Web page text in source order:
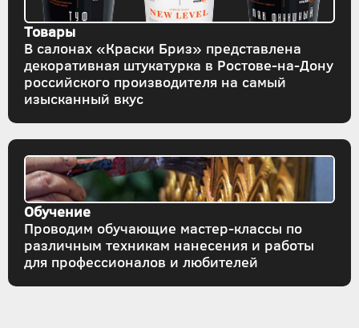
Товары
В салонах «Краски Бриз» представлена
декоративная штукатурка в Ростове-на-Дону
российского производителя на самый
изысканный вкус
Обучение
Проводим обучающие мастер-классы по
различным техникам нанесения и работы
для профессионалов и любителей